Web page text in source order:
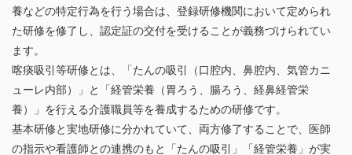
養などの特定行為を行う場合は、登録研修機関において定められ
た研修を修了し、認定証の交付を受けることが義務づけられてい
ます。
喀痰吸引等研修とは、「たんの吸引（口腔内、鼻腔内、気管カニ
ューレ内部）」と「経管栄養（胃ろう、腸ろう、経鼻経管栄
養）」を行える介護職員等を養成するための研修です。
基本研修と実地研修に分かれていて、両方修了することで、医師
の指示や看護師との連携のもと「たんの吸引」「経管栄養」が実